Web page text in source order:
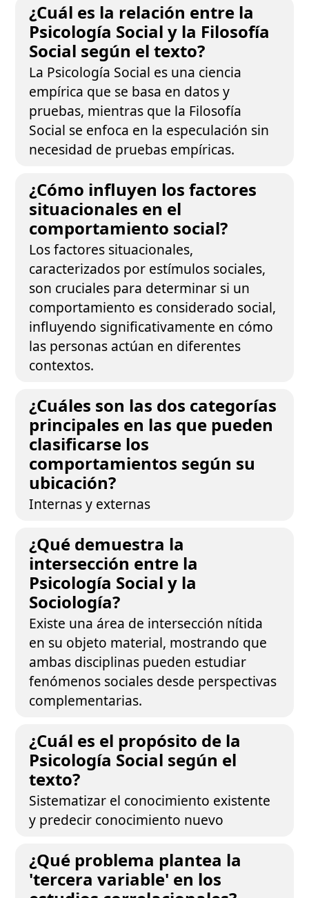
¿Cuál es la relación entre la
Psicología Social y la Filosofía
Social según el texto?
La Psicología Social es una ciencia
empírica que se basa en datos y
pruebas, mientras que la Filosofía
Social se enfoca en la especulación sin
necesidad de pruebas empíricas.
¿Cómo influyen los factores
situacionales en el
comportamiento social?
Los factores situacionales,
caracterizados por estímulos sociales,
son cruciales para determinar si un
comportamiento es considerado social,
influyendo significativamente en cómo
las personas actúan en diferentes
contextos.
¿Cuáles son las dos categorías
principales en las que pueden
clasificarse los
comportamientos según su
ubicación?
Internas y externas
¿Qué demuestra la
intersección entre la
Psicología Social y la
Sociología?
Existe una área de intersección nítida
en su objeto material, mostrando que
ambas disciplinas pueden estudiar
fenómenos sociales desde perspectivas
complementarias.
¿Cuál es el propósito de la
Psicología Social según el
texto?
Sistematizar el conocimiento existente
y predecir conocimiento nuevo
¿Qué problema plantea la
'tercera variable' en los